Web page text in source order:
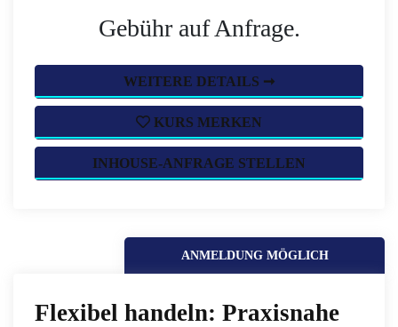
Gebühr auf Anfrage.
WEITERE DETAILS ➞
KURS MERKEN
INHOUSE-ANFRAGE STELLEN
ANMELDUNG MÖGLICH
Flexibel handeln: Praxisnahe